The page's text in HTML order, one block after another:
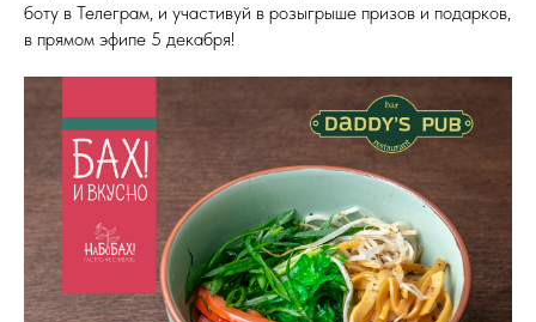
боту в Телеграм, и участивуй в розыгрыше призов и подарков,
в прямом эфипе 5 декабря!